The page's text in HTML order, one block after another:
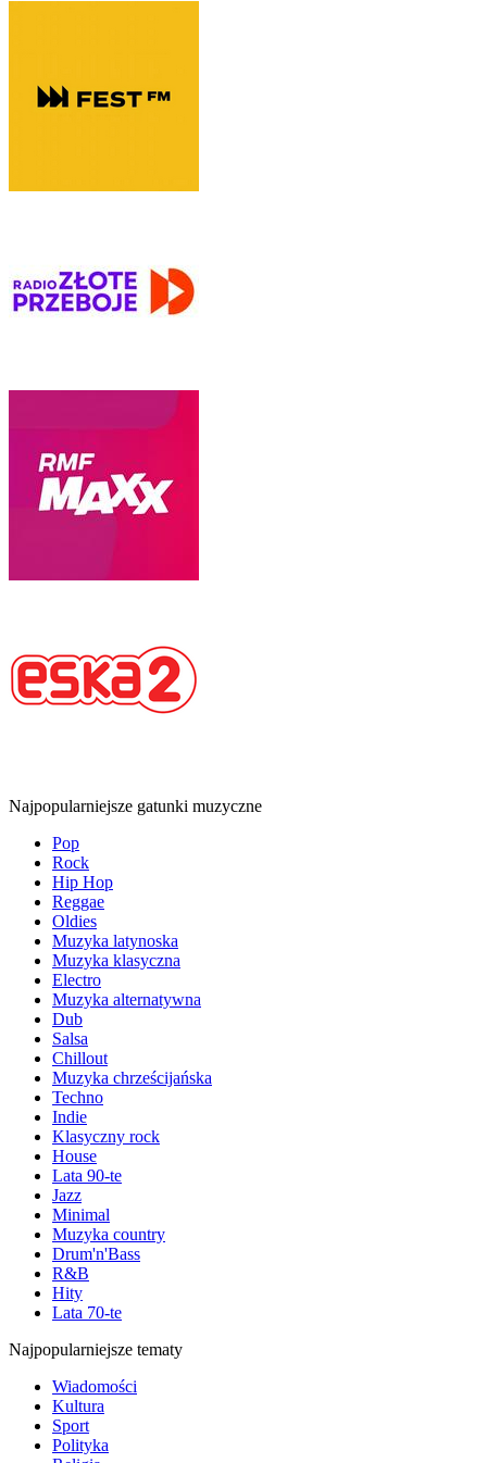
Najpopularniejsze gatunki muzyczne
Pop
Rock
Hip Hop
Reggae
Oldies
Muzyka latynoska
Muzyka klasyczna
Electro
Muzyka alternatywna
Dub
Salsa
Chillout
Muzyka chrześcijańska
Techno
Indie
Klasyczny rock
House
Lata 90-te
Jazz
Minimal
Muzyka country
Drum'n'Bass
R&B
Hity
Lata 70-te
Najpopularniejsze tematy
Wiadomości
Kultura
Sport
Polityka